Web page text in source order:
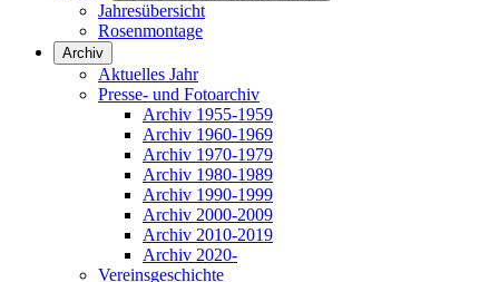
Jahresübersicht
Rosenmontage
Archiv
Aktuelles Jahr
Presse- und Fotoarchiv
Archiv 1955-1959
Archiv 1960-1969
Archiv 1970-1979
Archiv 1980-1989
Archiv 1990-1999
Archiv 2000-2009
Archiv 2010-2019
Archiv 2020-
Vereinsgeschichte